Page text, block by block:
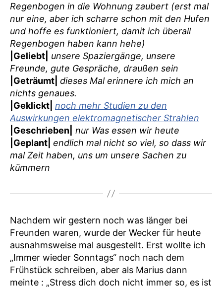
Regenbogen in die Wohnung zaubert (erst mal
nur eine, aber ich scharre schon mit den Hufen
und hoffe es funktioniert, damit ich überall
Regenbogen haben kann hehe)
|Geliebt|
unsere Spaziergänge, unsere
Freunde, gute Gespräche, draußen sein
|Geträumt| dieses Mal erinnere ich mich an
nichts genaues.
|Geklickt| noch mehr Studien zu den
Auswirkungen elektromagnetischer Strahlen
|Geschrieben| nur Was essen wir heute
|Geplant| endlich mal nicht so viel, so dass wir
mal Zeit haben, uns um unsere Sachen zu
kümmern
Nachdem wir gestern noch was länger bei
Freunden waren, wurde der Wecker für heute
ausnahmsweise mal ausgestellt. Erst wollte ich
„Immer wieder Sonntags“ noch nach dem
Frühstück schreiben, aber als Marius dann
meinte : „Stress dich doch nicht immer so, es ist